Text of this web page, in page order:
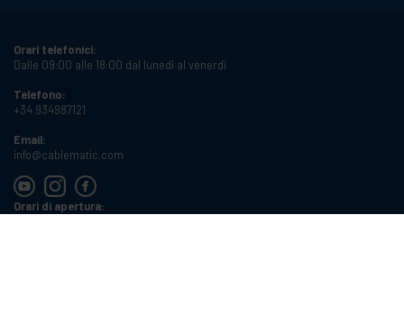
Orari telefonici:
Dalle 09:00 alle 18:00 dal lunedì al venerdì
Telefono:
+34 934987121
Email:
info@cablematic.com
Orari di apertura: